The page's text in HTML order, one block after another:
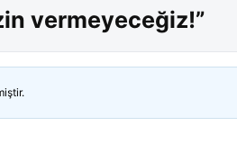
vermeyeceğiz!”